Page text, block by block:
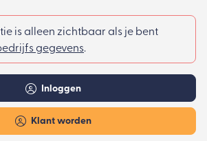
is alleen zichtbaar als je bent
gegevens.
Inloggen
Klant worden